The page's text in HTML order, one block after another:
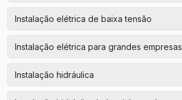
Instalação elétrica de baixa tensão
Instalação elétrica para grandes empresas
Instalação hidráulica